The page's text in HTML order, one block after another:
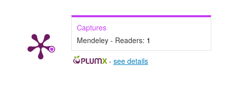
Captures
Mendeley - Readers: 1
- see details